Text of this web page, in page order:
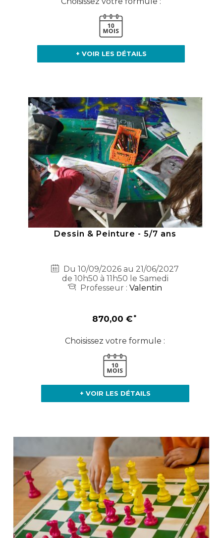
+ VOIR LES DÉTAILS
Dessin & Peinture - 5/7 ans
Du 10/09/2026 au 21/06/2027
de 10h50 à 11h50 le Samedi
Professeur :Valentin
870,00 €
Choisissez votre formule :
+ VOIR LES DÉTAILS